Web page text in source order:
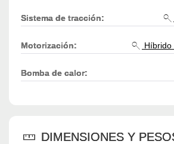
Sistema de tracción:
Motorización: Híbrido
Bomba de calor:
DIMENSIONES Y